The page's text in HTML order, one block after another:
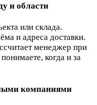
и области
или склада.
и адреса доставки.
менеджер при
когда и за
компаниями